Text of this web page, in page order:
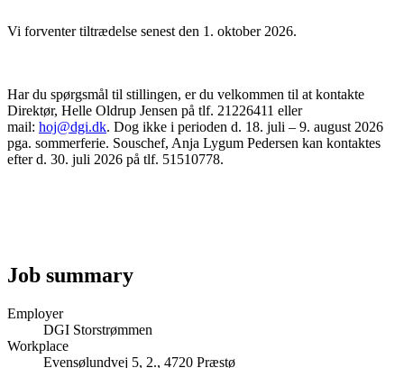
Vi forventer tiltrædelse senest den 1. oktober 2026.
Har du spørgsmål til stillingen, er du velkommen til at kontakte
Direktør, Helle Oldrup Jensen på tlf. 21226411 eller
mail: hoj@dgi.dk. Dog ikke i perioden d. 18. juli – 9. august 2026
pga. sommerferie. Souschef, Anja Lygum Pedersen kan kontaktes
efter d. 30. juli 2026 på tlf. 51510778.
Job summary
Employer
DGI Storstrømmen
Workplace
Evensølundvej 5, 2., 4720 Præstø